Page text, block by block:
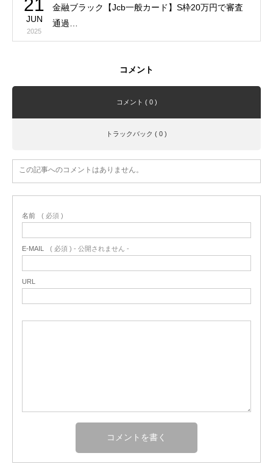
21
JUN
2025
金融ブラック【Jcb一般カード】S枠20万円で審査
通過…
コメント
コメント ( 0 )
トラックバック ( 0 )
この記事へのコメントはありません。
名前 ( 必須 )
E-MAIL ( 必須 ) - 公開されません -
URL